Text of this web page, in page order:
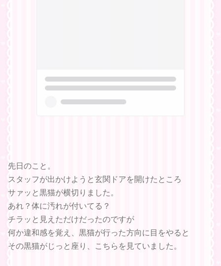
先日のこと。
スタッフが出かけようと玄関ドアを開けたところ
サァッと黒猫が横切りました。
あれ？体に汚れが付いてる？
チラッと見えただけだったのですが
何か違和感を覚え、黒猫が行った方向に目をやると
その黒猫がじっと座り、こちらを見ていました。